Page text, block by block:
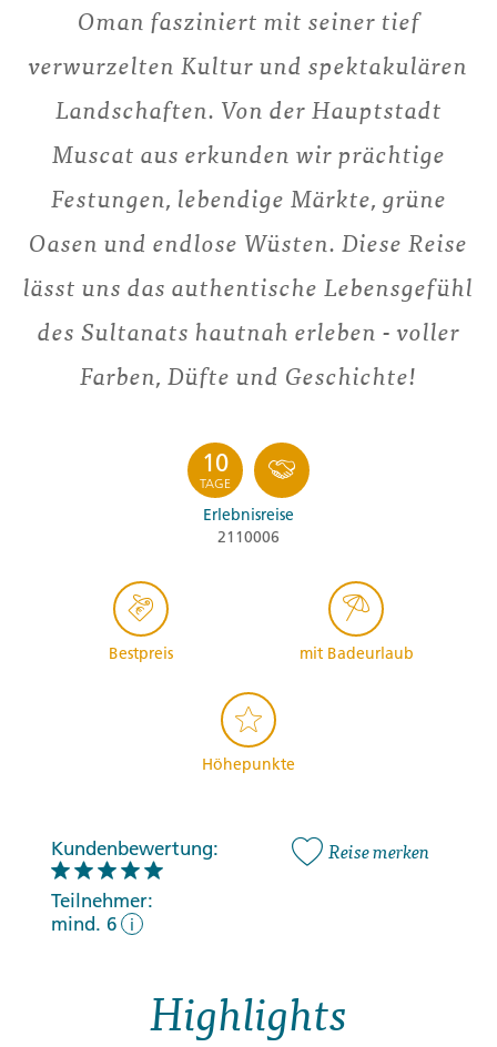
Oman fasziniert mit seiner tief
verwurzelten Kultur und spektakulären
Landschaften. Von der Hauptstadt
Muscat aus erkunden wir prächtige
Festungen, lebendige Märkte, grüne
Oasen und endlose Wüsten. Diese Reise
lässt uns das authentische Lebensgefühl
des Sultanats hautnah erleben - voller
Farben, Düfte und Geschichte!
10
TAGE
Erlebnisreise
2110006
Bestpreis mit Badeurlaub
Höhepunkte
Kundenbewertung:
Teilnehmer:
mind. 6
i
Reise merken
Highlights